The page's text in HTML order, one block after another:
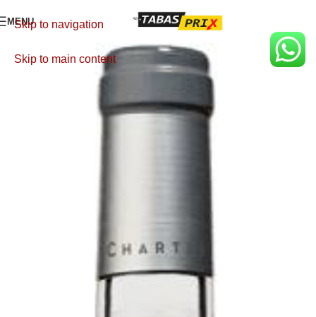
Skip to navigation
Skip to main content
MENU